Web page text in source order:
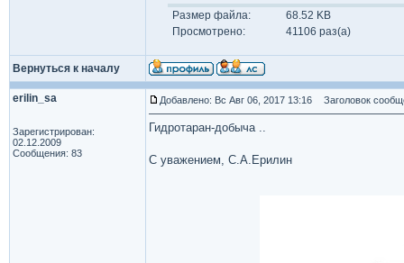
Размер файла:
68.52 KB
Просмотрено:
41106 раз(а)
Вернуться к началу
erilin_sa
Зарегистрирован:
02.12.2009
Сообщения: 83
Добавлено: Вс Авг 06, 2017 13:16 Заголовок
Гидротаран-добыча ..
С уважением, С.А.Ерилин